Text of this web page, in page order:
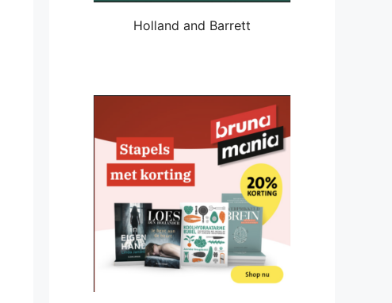
Holland and Barrett